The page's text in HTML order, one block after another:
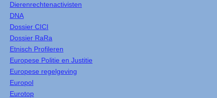
Dierenrechtenactivisten
DNA
Dossier CICI
Dossier RaRa
Etnisch Profileren
Europese Politie en Justitie
Europese regelgeving
Europol
Eurotop